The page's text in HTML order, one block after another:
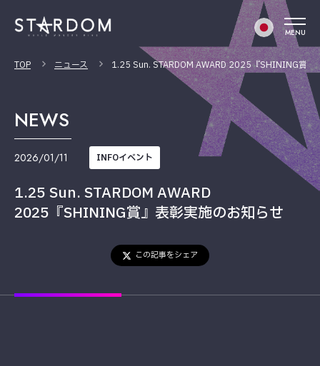
MENU
TOP ニュース 1.25 Sun. STARDOM AWARD 2025『SHINING賞』
NEWS
2026/01/11 INFOイベント
1.25 Sun. STARDOM AWARD
2025『SHINING賞』表彰実施のお知らせ
この記事をシェア